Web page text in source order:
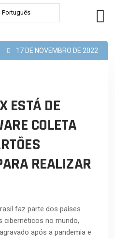
Português
17 DE NOVEMBRO DE 2022
ESTÁ DE
COLETA
REALIZAR
faz parte dos países
cibernéticos no mundo,
após a pandemia e